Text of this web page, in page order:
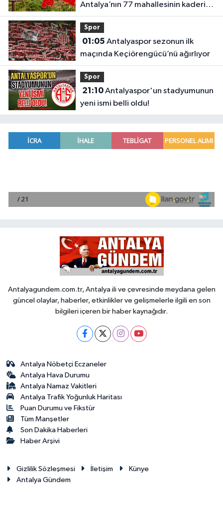
Antalya’nın 77 mahallesinin kaderi
belli oldu
Spor
01:05
maçında Keçiörengücü’nü ağırlıyor
Spor
21:10Antalyaspor'un stadyumunun
yeni ismi belli oldu!
Antalyagundem.com.tr, Antalya ili ve çevresinde meydana gelen
güncel olaylar, haberler, etkinlikler ve gelişmelerle ilgili en son
bilgileri içeren bir haber kaynağıdır.
Antalya Nöbetçi Eczaneler
Antalya Hava Durumu
Antalya Namaz Vakitleri
Antalya Trafik Yoğunluk Haritası
Puan Durumu ve Fikstür
Tüm Manşetler
Son Dakika Haberleri
Haber Arşivi
Gizlilik Sözleşmesi İletişim
Künye
Antalya Gündem